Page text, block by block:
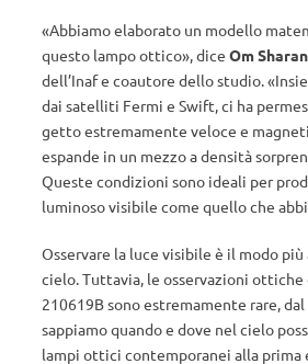
«Abbiamo elaborato un modello
questo lampo ottico», dice Om
dell’Inaf e coautore dello studio.
dai satelliti Fermi e Swift, ci ha
getto estremamente veloce e
espande in un mezzo a densità
Queste condizioni sono ideali per
luminoso visibile come quello che
Osservare la luce visibile è il modo
cielo. Tuttavia, le osservazioni ottiche
210619B sono estremamente rare,
sappiamo quando e dove nel cielo
lampi ottici contemporanei alla prima